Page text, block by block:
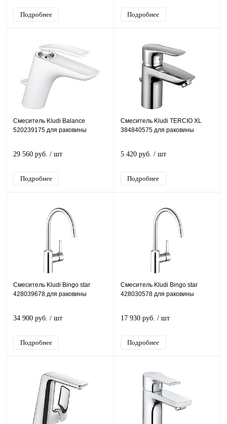
Подробнее Подробнее
Смеситель Kludi Balance
520239175 для раковины
29 560 руб. / шт
Подробнее
Смеситель Kludi TERCIO XL
384840575 для раковины
5 420 руб. / шт
Подробнее
Смеситель Kludi Bingo star
428039678 для раковины
34 900 руб. / шт
Подробнее
Смеситель Kludi Bingo star
428030578 для раковины
17 930 руб. / шт
Подробнее